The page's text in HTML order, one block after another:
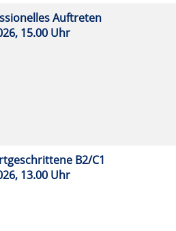
Auftreten
15.00 Uhr
B2/C1
13.00 Uhr